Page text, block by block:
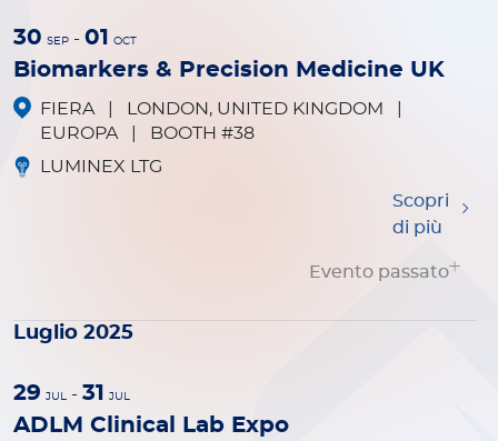
30 SEP - 01 OCT
Biomarkers & Precision Medicine UK
FIERA LONDON, UNITED KINGDOM
EUROPA
BOOTH #38
LUMINEX LTG
Scopri
di più
Evento passato
Luglio 2025
29 JUL - 31 JUL
ADLM Clinical Lab Expo